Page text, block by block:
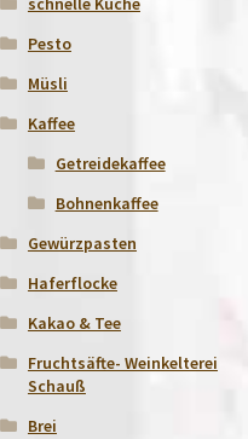
Pesto
Müsli
Kaffee
Getreidekaffee
Bohnenkaffee
Gewürzpasten
Haferflocke
Kakao & Tee
Fruchtsäfte- Weinkelterei
Schauß
Brei